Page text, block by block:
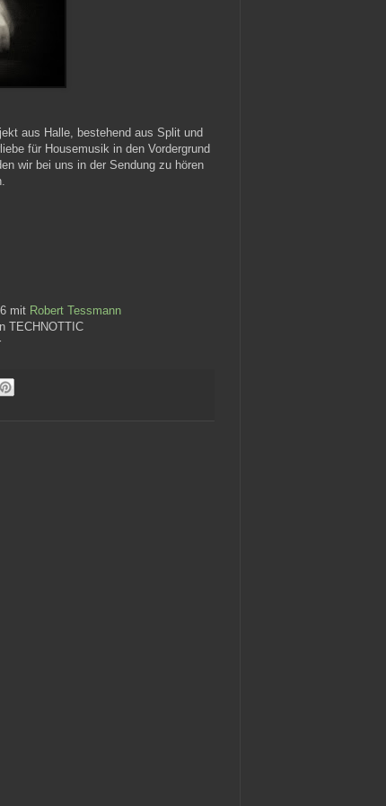
aus Halle, bestehend aus Split und
für Housemusik in den Vordergrund
wir bei uns in der Sendung zu hören
mit Robert Tessmann
TECHNOTTIC